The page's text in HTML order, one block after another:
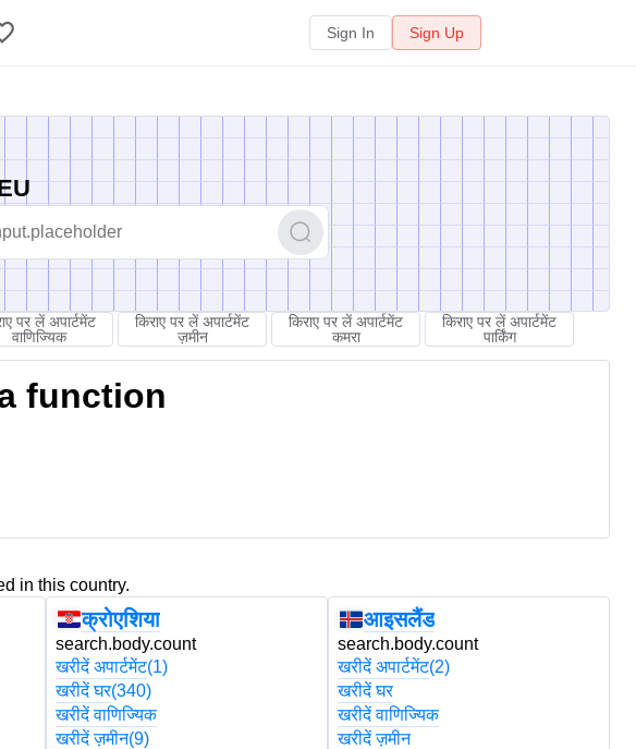
Sign In Sign Up
पर लें अपार्टमेंट
वाणिज्यिक
किराए पर लें अपार्टमेंट
ज़मीन
किराए पर लें अपार्टमेंट
कमरा
किराए पर लें अपार्टमेंट
पार्किंग
function
in this country.
क्रोएशिया
search.body.count
खरीदें अपार्टमेंट(1)
खरीदें घर(340)
खरीदें वाणिज्यिक
खरीदें ज़मीन(9)
आइसलैंड
search.body.count
खरीदें अपार्टमेंट(2)
खरीदें घर
खरीदें वाणिज्यिक
खरीदें ज़मीन